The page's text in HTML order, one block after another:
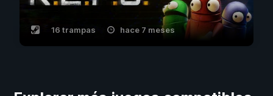
16 trampas hace 7 meses